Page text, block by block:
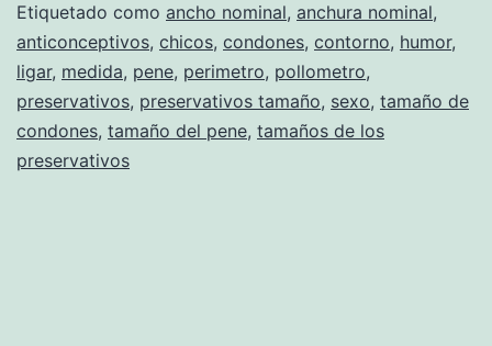
Etiquetado como ancho nominal, anchura nominal,
anticonceptivos, chicos, condones, contorno, humor,
ligar, medida, pene, perimetro, pollometro,
preservativos, preservativos tamaño, sexo, tamaño de
condones, tamaño del pene, tamaños de los
preservativos